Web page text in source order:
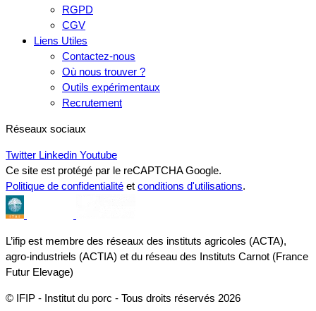
RGPD
CGV
Liens Utiles
Contactez-nous
Où nous trouver ?
Outils expérimentaux
Recrutement
Réseaux sociaux
Twitter Linkedin Youtube
Ce site est protégé par le reCAPTCHA Google.
Politique de confidentialité et conditions d'utilisations.
L’ifip est membre des réseaux des instituts agricoles (ACTA),
agro-industriels (ACTIA) et du réseau des Instituts Carnot (France
Futur Elevage)
© IFIP - Institut du porc - Tous droits réservés 2026